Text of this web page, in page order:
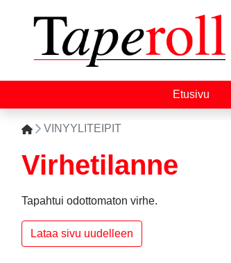
Etusivu
VINYYLITEIPIT
Virhetilanne
Tapahtui odottomaton virhe.
Lataa sivu uudelleen